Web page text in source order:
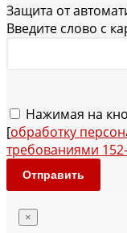
Защита от
Введите слово с
Нажимая на
[обработку
требованиями
Отправить
×